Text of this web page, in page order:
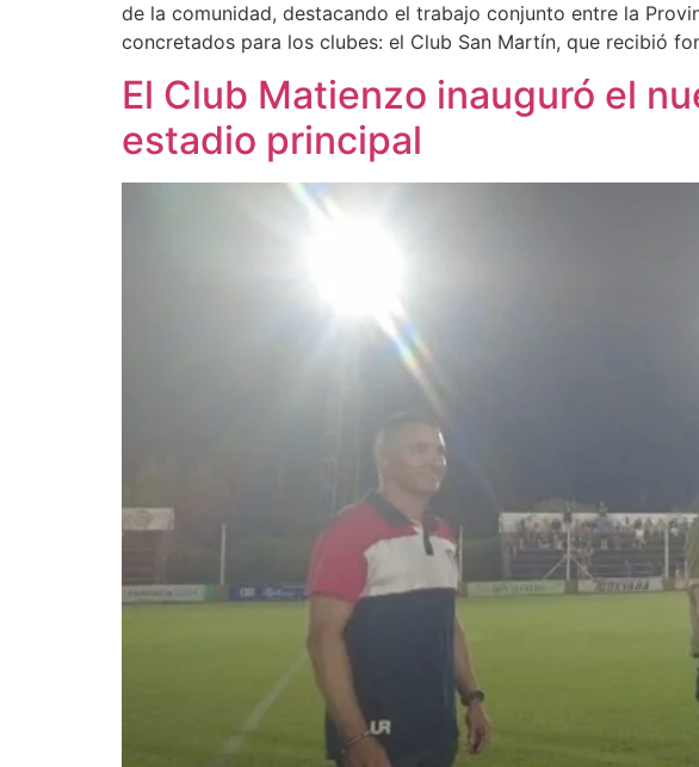
de la comunidad, destacando el trabajo conjunto entre la
concretados para los clubes: el Club San Martín, que recibió
El Club Matienzo inauguró el
estadio principal